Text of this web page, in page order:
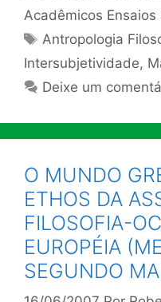
Acadêmicos
Tags
Antropologia
Intersubjetividade,
Deixe um
O MUNDO
ETHOS DA
FILOSOFIA-
EUROPÉIA
SEGUNDO